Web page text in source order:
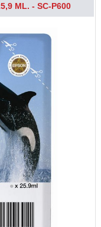
ML. - SC-P600